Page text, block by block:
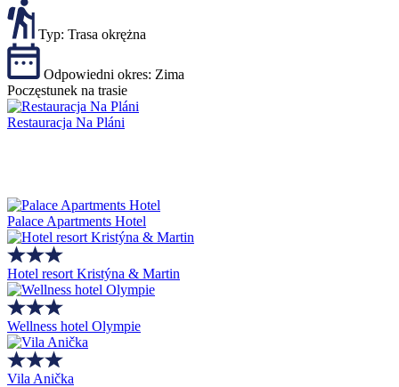
Typ: Trasa okrężna
Odpowiedni okres: Zima
Poczęstunek na trasie
Restauracja Na Pláni
Palace Apartments Hotel
Hotel resort Kristýna & Martin
Wellness hotel Olympie
Vila Anička